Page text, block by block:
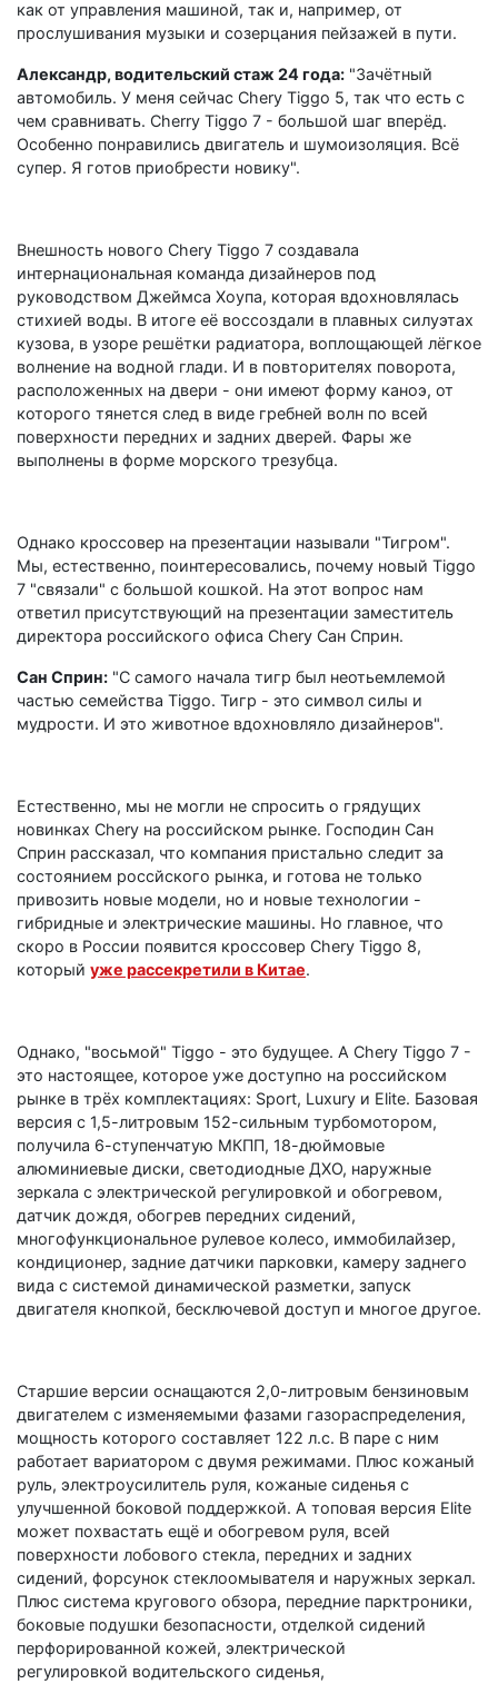
как от управления машиной, так и, например, от
прослушивания музыки и созерцания пейзажей в пути.
Александр, водительский стаж 24 года: "Зачётный
автомобиль. У меня сейчас Chery Tiggo 5, так что есть с
чем сравнивать. Cherry Tiggo 7 - большой шаг вперёд.
Особенно понравились двигатель и шумоизоляция. Всё
супер. Я готов приобрести новику".
Внешность нового Chery Tiggo 7 создавала
интернациональная команда дизайнеров под
руководством Джеймса Хоупа, которая вдохновлялась
стихией воды. В итоге её воссоздали в плавных силуэтах
кузова, в узоре решётки радиатора, воплощающей лёгкое
волнение на водной глади. И в повторителях поворота,
расположенных на двери - они имеют форму каноэ, от
которого тянется след в виде гребней волн по всей
поверхности передних и задних дверей. Фары же
выполнены в форме морского трезубца.
Однако кроссовер на презентации называли "Тигром".
Мы, естественно, поинтересовались, почему новый Tiggo
7 "связали" с большой кошкой. На этот вопрос нам
ответил присутствующий на презентации заместитель
директора российского офиса Chery Сан Сприн.
Сан Сприн: "С самого начала тигр был неотьемлемой
частью семейства Tiggo. Тигр - это символ силы и
мудрости. И это животное вдохновляло дизайнеров".
Естественно, мы не могли не спросить о грядущих
новинках Chery на российском рынке. Господин Сан
Сприн рассказал, что компания пристально следит за
состоянием россйского рынка, и готова не только
привозить новые модели, но и новые технологии -
гибридные и электрические машины. Но главное, что
скоро в России появится кроссовер Chery Tiggo 8,
который уже рассекретили в Китае.
Однако, "восьмой" Tiggo - это будущее. А Chery Tiggo 7 -
это настоящее, которое уже доступно на российском
рынке в трёх комплектациях: Sport, Luxury и Elite. Базовая
версия с 1,5-литровым 152-сильным турбомотором,
получила 6-ступенчатую МКПП, 18-дюймовые
алюминиевые диски, светодиодные ДХО, наружные
зеркала с электрической регулировкой и обогревом,
датчик дождя, обогрев передних сидений,
многофункциональное рулевое колесо, иммобилайзер,
кондиционер, задние датчики парковки, камеру заднего
вида с системой динамической разметки, запуск
двигателя кнопкой, бесключевой доступ и многое другое.
Старшие версии оснащаются 2,0-литровым бензиновым
двигателем с изменяемыми фазами газораспределения,
мощность которого составляет 122 л.с. В паре с ним
работает вариатором с двумя режимами. Плюс кожаный
руль, электроусилитель руля, кожаные сиденья с
улучшенной боковой поддержкой. А топовая версия Elite
может похвастать ещё и обогревом руля, всей
поверхности лобового стекла, передних и задних
сидений, форсунок стеклоомывателя и наружных зеркал.
Плюс система кругового обзора, передние парктроники,
боковые подушки безопасности, отделкой сидений
перфорированной кожей, электрической
регулировкой водительского сиденья,